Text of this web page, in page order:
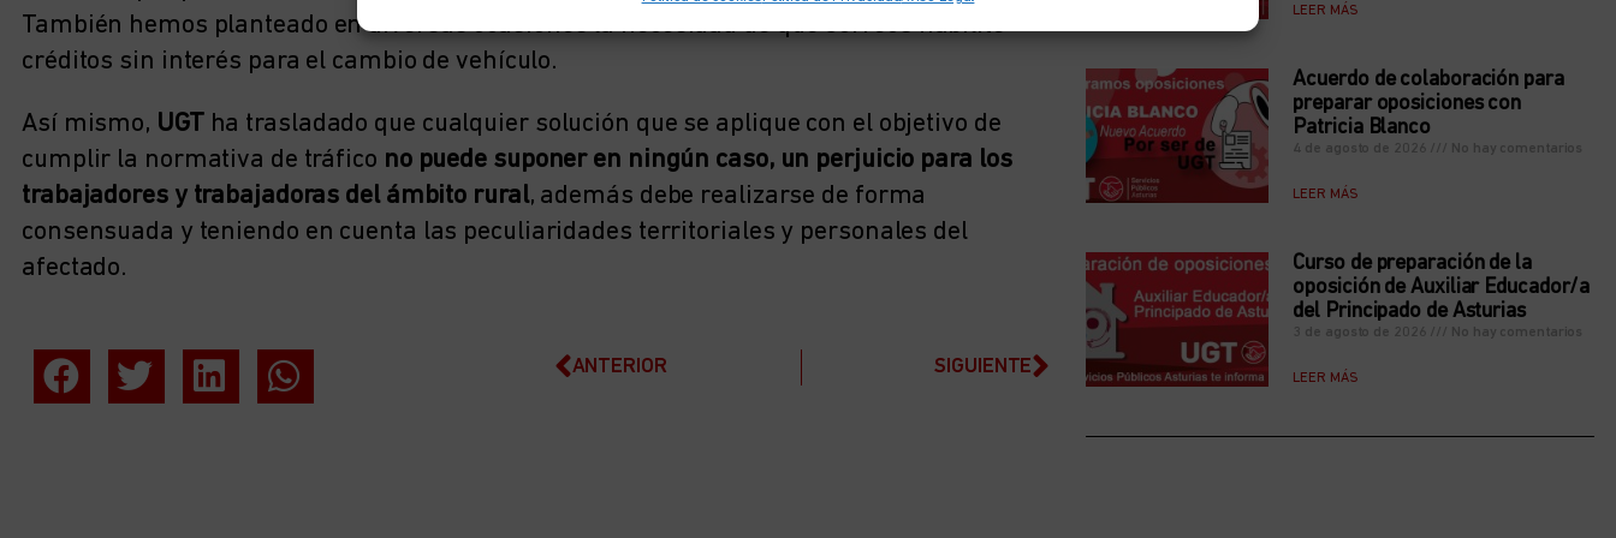
También hemos planteado en diversas ocasiones la necesidad de que Correos habilite
créditos sin interés para el cambio de vehículo.
Así mismo, UGTha trasladado que cualquier solución que se aplique con el objetivo de
cumplir la normativa de tráfico no puede suponer en ningún caso, un perjuicio para los
trabajadores y trabajadoras del ámbito rural, además debe realizarse de forma
consensuada y teniendo en cuenta las peculiaridades territoriales y personales del
afectado.
ANTERIOR SIGUIENTE
LEER MÁS
Acuerdo de colaboración para
preparar oposiciones con
Patricia Blanco
4 de agosto de 2026 No hay comentarios
LEER MÁS
Curso de preparación de la
oposición de Auxiliar Educador/a
del Principado de Asturias
3 de agosto de 2026 No hay comentarios
LEER MÁS